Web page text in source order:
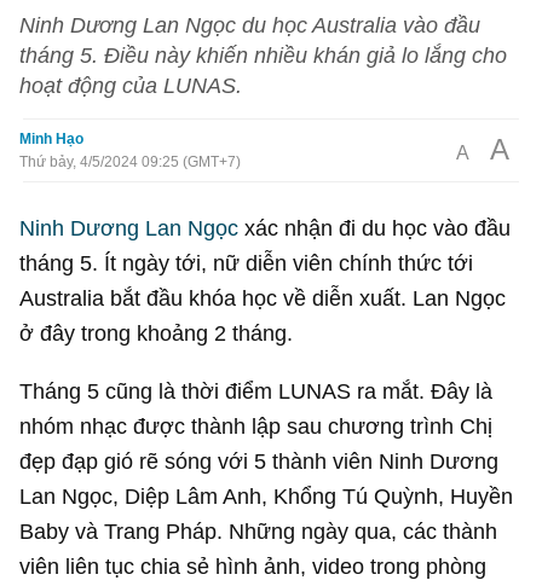
Ninh Dương Lan Ngọc du học Australia vào đầu
tháng 5. Điều này khiến nhiều khán giả lo lắng cho
hoạt động của LUNAS.
Minh Hạo
Thứ bảy, 4/5/2024 09:25 (GMT+7)
A A
Ninh Dương Lan Ngọc xác nhận đi du học vào đầu
tháng 5. Ít ngày tới, nữ diễn viên chính thức tới
Australia bắt đầu khóa học về diễn xuất. Lan Ngọc
ở đây trong khoảng 2 tháng.
Tháng 5 cũng là thời điểm LUNAS ra mắt. Đây là
nhóm nhạc được thành lập sau chương trình Chị
đẹp đạp gió rẽ sóng với 5 thành viên Ninh Dương
Lan Ngọc, Diệp Lâm Anh, Khổng Tú Quỳnh, Huyền
Baby và Trang Pháp. Những ngày qua, các thành
viên liên tục chia sẻ hình ảnh, video trong phòng